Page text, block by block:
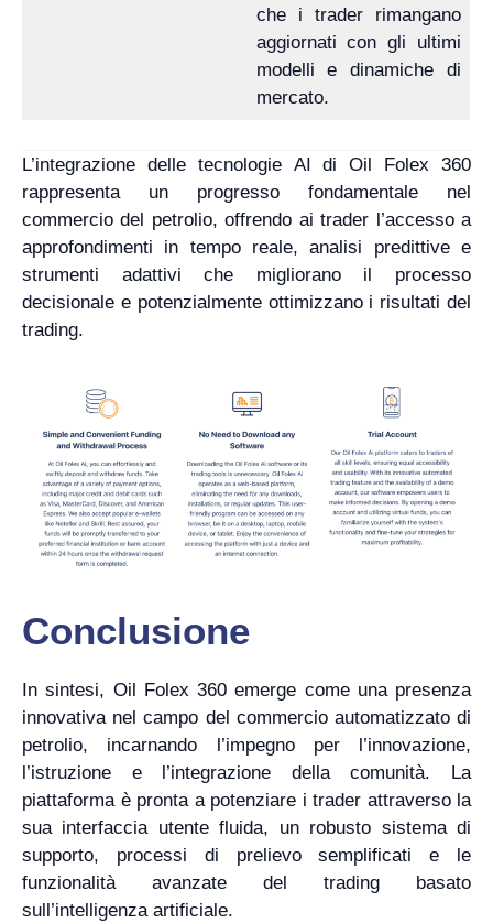
che i trader rimangano
aggiornati con gli ultimi
modelli e dinamiche di
mercato.
L’integrazione delle tecnologie AI di Oil Folex 360
rappresenta un progresso fondamentale nel
commercio del petrolio, offrendo ai trader l’accesso a
approfondimenti in tempo reale, analisi predittive e
strumenti adattivi che migliorano il processo
decisionale e potenzialmente ottimizzano i risultati del
trading.
Conclusione
In sintesi, Oil Folex 360 emerge come una presenza
innovativa nel campo del commercio automatizzato di
petrolio, incarnando l’impegno per l’innovazione,
l’istruzione e l’integrazione della comunità. La
piattaforma è pronta a potenziare i trader attraverso la
sua interfaccia utente fluida, un robusto sistema di
supporto, processi di prelievo semplificati e le
funzionalità avanzate del trading basato
sull’intelligenza artificiale.